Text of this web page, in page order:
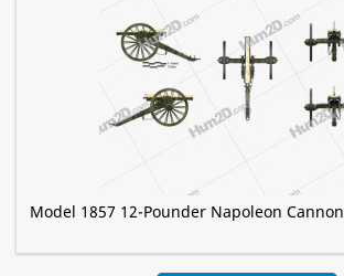
Model 1857 12-Pounder Napoleon Cannon